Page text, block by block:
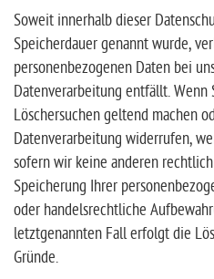
Soweit innerhalb dieser
Speicherdauer genannt wurde,
personenbezogenen Daten bei
Datenverarbeitung entfällt. Wenn
Löschersuchen geltend machen
Datenverarbeitung widerrufen,
sofern wir keine anderen
Speicherung Ihrer
oder handelsrechtliche
letztgenannten Fall erfolgt die
Gründe.